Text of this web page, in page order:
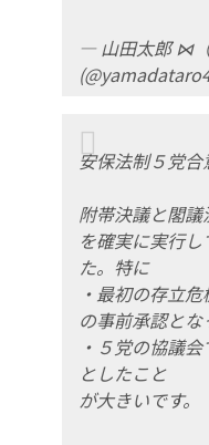
— 山田太郎 ⋈（
安保法制５党合
附帯決議と閣
を確実に実行
た。特に
・最初の存立
の事前承認と
・５党の協議
としたこと
が大きいです。